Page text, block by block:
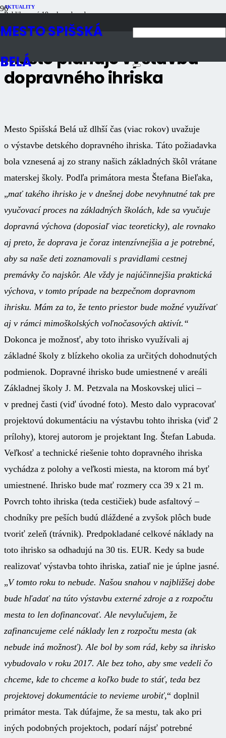
MESTO SPIŠSKÁ
BELÁ
AKTUALITY
Publikované10 rokov dozadu
Mesto plánuje výstavbu
dopravného ihriska
Mesto Spišská Belá už dlhší čas (viac rokov) uvažuje
o výstavbe detského dopravného ihriska. Táto požiadavka
bola vznesená aj zo strany našich základných škôl vrátane
materskej školy. Podľa primátora mesta Štefana Bieľaka,
„mať takého ihrisko je v dnešnej dobe nevyhnutné tak pre
vyučovací proces na základných školách, kde sa vyučuje
dopravná výchova (doposiaľ viac teoreticky), ale rovnako
aj preto, že doprava je čoraz intenzívnejšia a je potrebné,
aby sa naše deti zoznamovali s pravidlami cestnej
premávky čo najskôr. Ale vždy je najúčinnejšia praktická
výchova, v tomto prípade na bezpečnom dopravnom
ihrisku. Mám za to, že tento priestor bude možné využívať
aj v rámci mimoškolských voľnočasových aktivít.“
Dokonca je možnosť, aby toto ihrisko využívali aj
základné školy z blízkeho okolia za určitých dohodnutých
podmienok. Dopravné ihrisko bude umiestnené v areáli
Základnej školy J. M. Petzvala na Moskovskej ulici –
v prednej časti (viď úvodné foto). Mesto dalo vypracovať
projektovú dokumentáciu na výstavbu tohto ihriska (viď 2
prílohy), ktorej autorom je projektant Ing. Štefan Labuda.
Veľkosť a technické riešenie tohto dopravného ihriska
vychádza z polohy a veľkosti miesta, na ktorom má byť
umiestnené. Ihrisko bude mať rozmery cca 39 x 21 m.
Povrch tohto ihriska (teda cestičiek) bude asfaltový –
chodníky pre peších budú dláždené a zvyšok plôch bude
tvoriť zeleň (trávnik). Predpokladané celkové náklady na
toto ihrisko sa odhadujú na 30 tis. EUR. Kedy sa bude
realizovať výstavba tohto ihriska, zatiaľ nie je úplne jasné.
„V tomto roku to nebude. Našou snahou v najbližšej dobe
bude hľadať na túto výstavbu externé zdroje a z rozpočtu
mesta to len dofinancovať. Ale nevylučujem, že
zafinancujeme celé náklady len z rozpočtu mesta (ak
nebude iná možnosť). Ale bol by som rád, keby sa ihrisko
vybudovalo v roku 2017. Ale bez toho, aby sme vedeli čo
chceme, kde to chceme a koľko bude to stáť, teda bez
projektovej dokumentácie to nevieme urobiť,“ doplnil
primátor mesta. Tak dúfajme, že sa mestu, tak ako pri
iných podobných projektoch, podarí nájsť potrebné